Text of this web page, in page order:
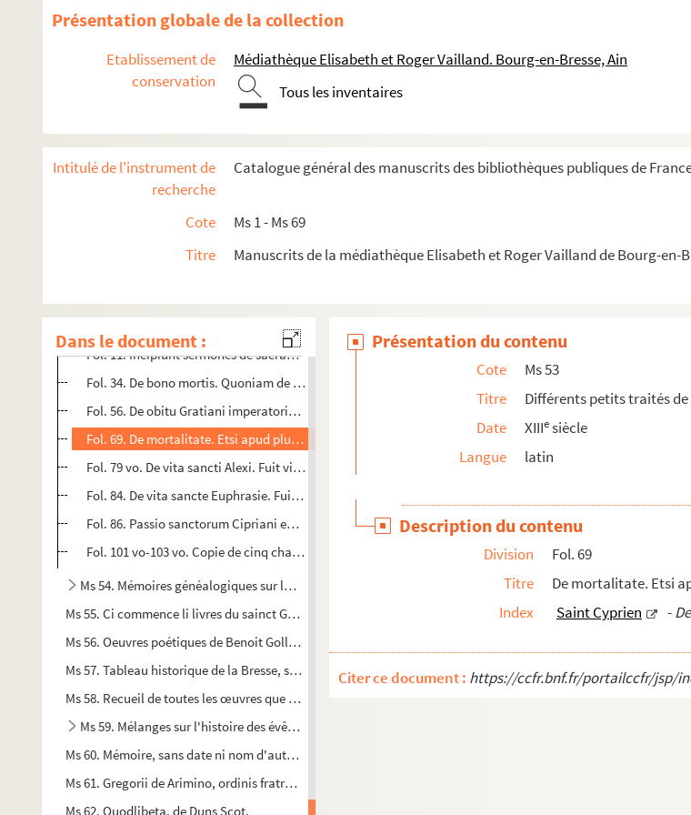
Présentation globale de la collection
Etablissement de
conservation
Médiathèque Elisabeth et Roger Vailland. Bourg-en-Bresse, Ain
Tous les inventaires
Intitulé de l'instrument de
recherche
Catalogue général des manuscrits des bibliothèques publiques de
Cote
Ms 1 - Ms 69
Titre
Manuscrits de la médiathèque Elisabeth et Roger Vailland de Bourg-en-
Dans le document :
Ms 42. L'Imitation de Jésus-Christ, traduite et paraphrasée en vers françois par Pierre Corneille
Ms 44. Thesaurus indefficiens per quem facile promovemur ad veram perfectionem
Ms 45 - Ms 46. Incipiunt usus ecclesiastici ordinis tocius anni secundum usum ecclesie Lugdunensis
Ms 48. Histoire de Bresse et de Bugey qui comprend celle du païs de Gex, du franc Lyonnois et de la Dombes ...
Ms 49. Histoire de la souveraineté de Dombes, divisée en huit livres, justifiée par titres, fondations de m...
Ms 52. Les saintes élévations de l'âme à Dieu par tous les degrés d'oraison, par le R. P. Simon, capucin de...
Fol. 1. Incipit liber de misteriis. De moralibus cotidianum sermonem...
Fol. 11. Incipiunt sermones de sacramentis. De sacramentis que accepistis...
Fol. 34. De bono mortis. Quoniam de anima...
Fol. 56. De obitu Gratiani imperatoris. Omnium nostrum indubia consuetudo...
Fol. 69. De mortalitate. Etsi apud plurimos vestrum, fratres...
Fol. 79 vo. De vita sancti Alexi. Fuit vir Rome...
Fol. 84. De vita sancte Euphrasie. Fuit quidam senator, nomine Antigonus...
Fol. 86. Passio sanctorum Cipriani episcopi et Justine virginis. Tempore illo, sub imperatore Diocletiano...
Fol. 101 vo-103 vo. Copie de cinq chartes du XII
siècle relatives à l'abbaye de Chezéry, canton de Collonges,
Ms 54. Mémoires généalogiques sur la famille Monnier,de Bourg en Bresse, et autres bonnes familles qui lui ...
Ms 55. Ci commence li livres du sainct Graal qui à proprement parler est dit Joseph d'Aharimathie. Cil qui ...
Ms 56. Oeuvres poétiques de Benoit Golléty
Ms 57. Tableau historique de la Bresse, sa situation, son état ancien et moderne, vie des princes et seigne...
Ms 58. Recueil de toutes les œuvres que Bernard de Bluet d'Arbères, comte de Permission....., et vous avert...
Ms 59. Mélanges sur l'histoire des évêques de Lausanne, etc.
Ms 60. Mémoire, sans date ni nom d'auteur, en réponse à un plaidoyer de M. Talon, à la suite d'un arrêt du ...
Ms 61. Gregorii de Arimino, ordinis fratrum heremitarum sancti Augustini, in Sentencias expositio.
Ms 62. Quodlibeta, de Duns Scot.
Présentation du contenu
Cote
Ms 53
Titre
Différents petits traités
Date
XIIIesiècle
Langue
latin
Description du contenu
Division
Fol. 69
Titre
De mortalitate. Etsi
Index
Saint Cyprien -
Citer ce document : https://ccfr.bnf.fr/portailccfr/jsp/